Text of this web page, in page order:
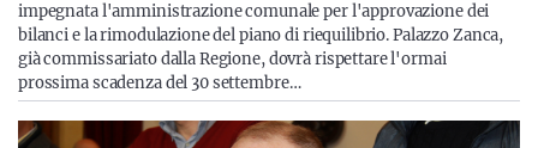
impegnata l'amministrazione comunale per l'approvazione dei
bilanci e la rimodulazione del piano di riequilibrio. Palazzo Zanca,
già commissariato dalla Regione, dovrà rispettare l'ormai
prossima scadenza del 30 settembre…